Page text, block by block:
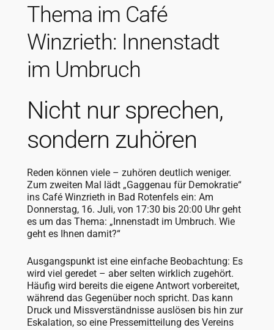
Thema im Café
Winzrieth: Innenstadt
im Umbruch
Nicht nur sprechen,
sondern zuhören
Reden können viele – zuhören deutlich weniger.
Zum zweiten Mal lädt „Gaggenau für Demokratie“
ins Café Winzrieth in Bad Rotenfels ein: Am
Donnerstag, 16. Juli, von 17:30 bis 20:00 Uhr geht
es um das Thema: „Innenstadt im Umbruch. Wie
geht es Ihnen damit?“
Ausgangspunkt ist eine einfache Beobachtung: Es
wird viel geredet – aber selten wirklich zugehört.
Häufig wird bereits die eigene Antwort vorbereitet,
während das Gegenüber noch spricht. Das kann
Druck und Missverständnisse auslösen bis hin zur
Eskalation, so eine Pressemitteilung des Vereins